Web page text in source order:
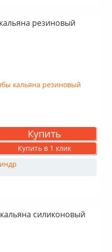
резиновый
Купить
Купить в 1 клик
силиконовый